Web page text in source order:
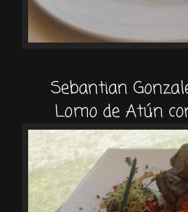
Sebantian
Lomo de Atún